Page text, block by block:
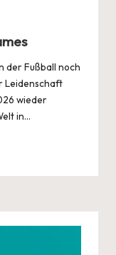
der Fußball noch
Leidenschaft
wieder
in…